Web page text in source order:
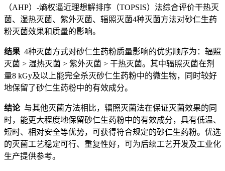
（AHP）-熵权逼近理想解排序（TOPSIS）法综合评价干热灭
菌、湿热灭菌、紫外灭菌、辐照灭菌4种灭菌方法对砂仁生药
粉灭菌效果和质量的影响。
结果 4种灭菌方式对砂仁生药粉质量影响的优劣顺序为：辐照
灭菌 > 湿热灭菌 > 紫外灭菌 > 干热灭菌。其中辐照灭菌在剂
量8 kGy及以上能完全杀灭砂仁生药粉中的微生物，同时较好
地保留了砂仁生药粉中的有效成分。
结论与其他灭菌方法相比，辐照灭菌法在保证灭菌效果的同
时，能更大程度地保留砂仁生药粉中的有效成分，具有低温、
短时、相对安全等优势，可获得符合规定的砂仁生药粉。优选
的灭菌工艺稳定可行、重复性好，可为后续工艺开发及工业化
生产提供参考。